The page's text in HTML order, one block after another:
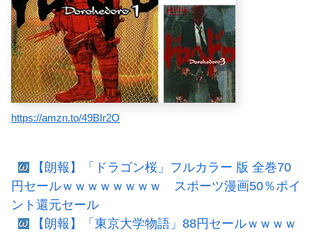
https://amzn.to/49BIr2O
【朗報】「ドラゴン桜」フルカラー 版 全巻70
円セールｗｗｗｗｗｗｗｗ スポーツ漫画50％ポイ
ント還元セール
【朗報】「東京大学物語」88円セールｗｗｗｗ